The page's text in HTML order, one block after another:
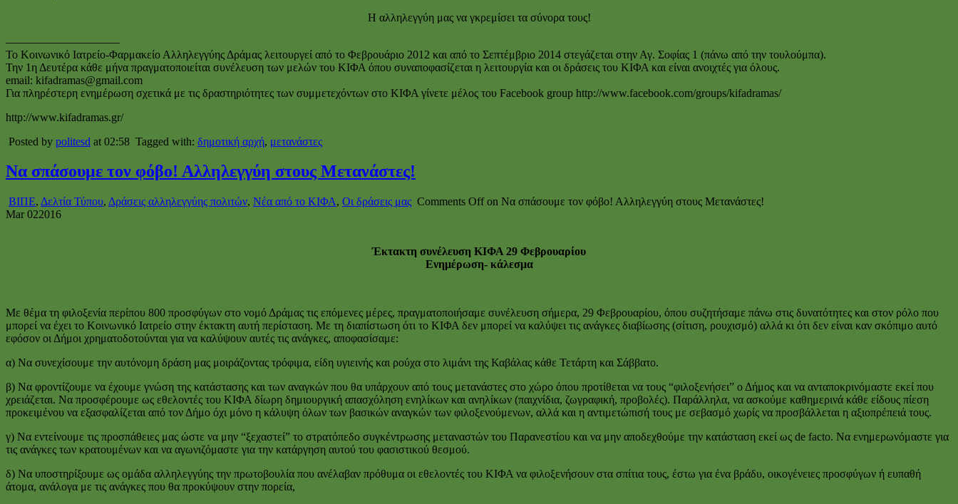
Η αλληλεγγύη μας να γκρεμίσει τα σύνορα τους!
——————————
Το Κοινωνικό Ιατρείο-Φαρμακείο Αλληλεγγύης Δράμας λειτουργεί από το Φεβρουάριο 2012 και από το Σεπτέμβριο 2014 στεγάζεται στην Αγ. Σοφίας 1 (πάνω από την τουλούμπα).
Την 1η Δευτέρα κάθε μήνα πραγματοποιείται συνέλευση των μελών του ΚΙΦΑ όπου συναποφασίζεται η λειτουργία και οι δράσεις του ΚΙΦΑ και είναι ανοιχτές για όλους.
email: kifadramas@gmail.com
Για πληρέστερη ενημέρωση σχετικά με τις δραστηριότητες των συμμετεχόντων στο ΚΙΦΑ γίνετε μέλος του Facebook group http://www.facebook.com/groups/kifadramas/
http://www.kifadramas.gr/
Posted by politesd at 02:58 Tagged with: δημοτική αρχή, μετανάστες
Να σπάσουμε τον φόβο! Αλληλεγγύη στους Μετανάστες!
ΒΙΠΕ, Δελτία Τύπου, Δράσεις αλληλεγγύης πολιτών, Νέα από το ΚΙΦΑ, Οι δράσεις μας Comments Offon Να σπάσουμε τον φόβο! Αλληλεγγύη στους Μετανάστες!
Mar 022016
Έκτακτη συνέλευση ΚΙΦΑ 29 Φεβρουαρίου
Ενημέρωση- κάλεσμα
Με θέμα τη φιλοξενία περίπου 800 προσφύγων στο νομό Δράμας τις επόμενες μέρες, πραγματοποιήσαμε συνέλευση σήμερα, 29 Φεβρουαρίου, όπου συζητήσαμε πάνω στις δυνατότητες και στον ρόλο που
μπορεί να έχει το Κοινωνικό Ιατρείο στην έκτακτη αυτή περίσταση. Με τη διαπίστωση ότι το ΚΙΦΑ δεν μπορεί να καλύψει τις ανάγκες διαβίωσης (σίτιση, ρουχισμό) αλλά κι ότι δεν είναι καν σκόπιμο αυτό
εφόσον οι Δήμοι χρηματοδοτούνται για να καλύψουν αυτές τις ανάγκες, αποφασίσαμε:
α) Να συνεχίσουμε την αυτόνομη δράση μας μοιράζοντας τρόφιμα, είδη υγιεινής και ρούχα στο λιμάνι της Καβάλας κάθε Τετάρτη και Σάββατο.
β) Να φροντίζουμε να έχουμε γνώση της κατάστασης και των αναγκών που θα υπάρχουν από τους μετανάστες στο χώρο όπου προτίθεται να τους “φιλοξενήσει” ο Δήμος και να ανταποκρινόμαστε εκεί που
χρειάζεται. Να προσφέρουμε ως εθελοντές του ΚΙΦΑ δίωρη δημιουργική απασχόληση ενηλίκων και ανηλίκων (παιχνίδια, ζωγραφική, προβολές). Παράλληλα, να ασκούμε καθημερινά κάθε είδους πίεση
προκειμένου να εξασφαλίζεται από τον Δήμο όχι μόνο η κάλυψη όλων των βασικών αναγκών των φιλοξενούμενων, αλλά και η αντιμετώπισή τους με σεβασμό χωρίς να προσβάλλεται η αξιοπρέπειά τους.
γ) Να εντείνουμε τις προσπάθειες μας ώστε να μην “ξεχαστεί” το στρατόπεδο συγκέντρωσης μεταναστών του Παρανεστίου και να μην αποδεχθούμε την κατάσταση εκεί ως de facto. Να ενημερωνόμαστε για
τις ανάγκες των κρατουμένων και να αγωνιζόμαστε για την κατάργηση αυτού του φασιστικού θεσμού.
δ) Να υποστηρίξουμε ως ομάδα αλληλεγγύης την πρωτοβουλία που ανέλαβαν πρόθυμα οι εθελοντές του ΚΙΦΑ να φιλοξενήσουν στα σπίτια τους, έστω για ένα βράδυ, οικογένειες προσφύγων ή ευπαθή
άτομα, ανάλογα με τις ανάγκες που θα προκύψουν στην πορεία,